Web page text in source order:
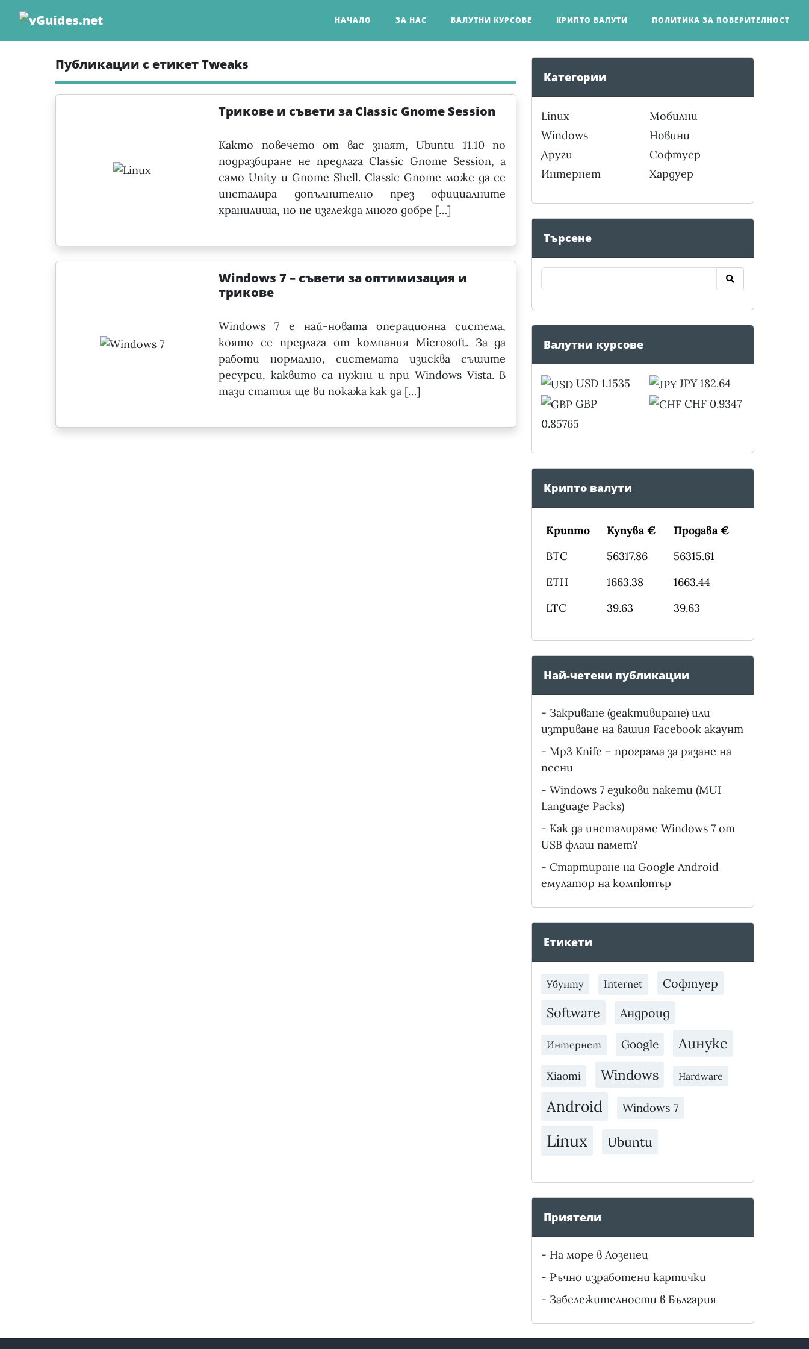
content
НАЧАЛО ЗА НАС ВАЛУТНИ КУРСОВЕ КРИПТО ВАЛУТИ ПОЛИТИКА ЗА ПОВЕРИТЕЛНОСТ
Публикации с етикет Tweaks
Трикове и съвети за Classic Gnome Session
Както повечето от вас знаят, Ubuntu 11.10 по
подразбиране не предлага Classic Gnome Session, а
само Unity и Gnome Shell. Classic Gnome може да се
инсталира допълнително през официалните
хранилища, но не изглежда много добре […]
Windows 7 – съвети за оптимизация и
трикове
Windows 7 e най-новата операционна система,
която се предлага от компания Microsoft. За да
работи нормално, системата изисква същите
ресурси, каквито са нужни и при Windows Vista. В
тази статия ще ви покажа как да […]
Категории
Linux
Windows
Други
Интернет
Мобилни
Новини
Софтуер
Хардуер
Търсене
Валутни курсове
USD 1.1535
GBP
0.85765
JPY 182.64
CHF 0.9347
Крипто валути
Крипто Купува €
Продава €
BTC
56317.86
56315.61
ETH
1663.38
1663.44
LTC
39.63 39.63
Най-четени публикации
- Закриване (деактивиране) или
изтриване на вашия Facebook акаунт
- Mp3 Knife – програма за рязане на
песни
- Windows 7 езикови пакети (MUI
Language Packs)
- Как да инсталираме Windows 7 от
USB флаш памет?
- Стартиране на Google Android
емулатор на компютър
Етикети
Убунту Internet Софтуер
Software Андроид
Интернет Google Линукс
Xiaomi Windows Hardware
Android Windows 7
Linux Ubuntu
Приятели
- На море в Лозенец
- Ръчно изработени картички
- Забележителности в България